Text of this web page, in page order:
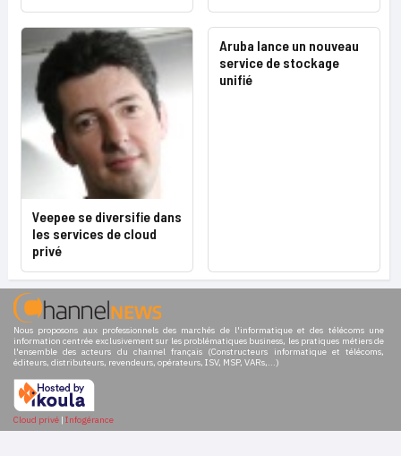
Veepee se diversifie dans
les services de cloud
privé
Aruba lance un nouveau
service de stockage
unifié
Nous proposons aux professionnels des marchés de l'informatique et des télécoms une
information centrée exclusivement sur les problématiques business, les pratiques métiers de
l'ensemble des acteurs du channel français (Constructeurs informatique et télécoms,
éditeurs, distributeurs, revendeurs, opérateurs, ISV, MSP, VARs,...)
Cloud privé | Infogérance